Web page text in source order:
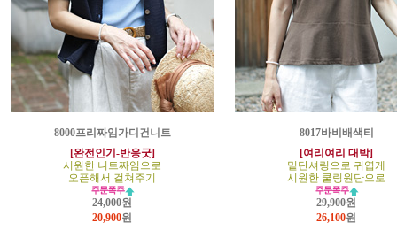
8000프리짜임가디건니트
[완전인기-반응굿]
시원한 니트짜임으로
오픈해서 걸쳐주기
24,000원
20,900원
8017바비배색티
[여리여리 대박]
밑단셔링으로 귀엽게
시원한 쿨링원단으로
29,900원
26,100원